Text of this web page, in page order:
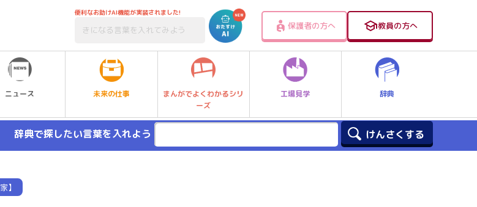
便利なお助けAI機能が実装されました!
保護者の方へ 教員の方へ
ニュース 未来の仕事
まんがでよくわかるシリ
ーズ
工場見学 辞典
辞典で探したい言葉を入れよう
】